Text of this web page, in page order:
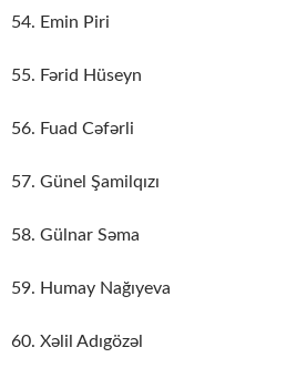
54. Emin Piri
55. Fərid Hüseyn
56. Fuad Cəfərli
57. Günel Şamilqızı
58. Gülnar Səma
59. Humay Nağıyeva
60. Xəlil Adıgözəl